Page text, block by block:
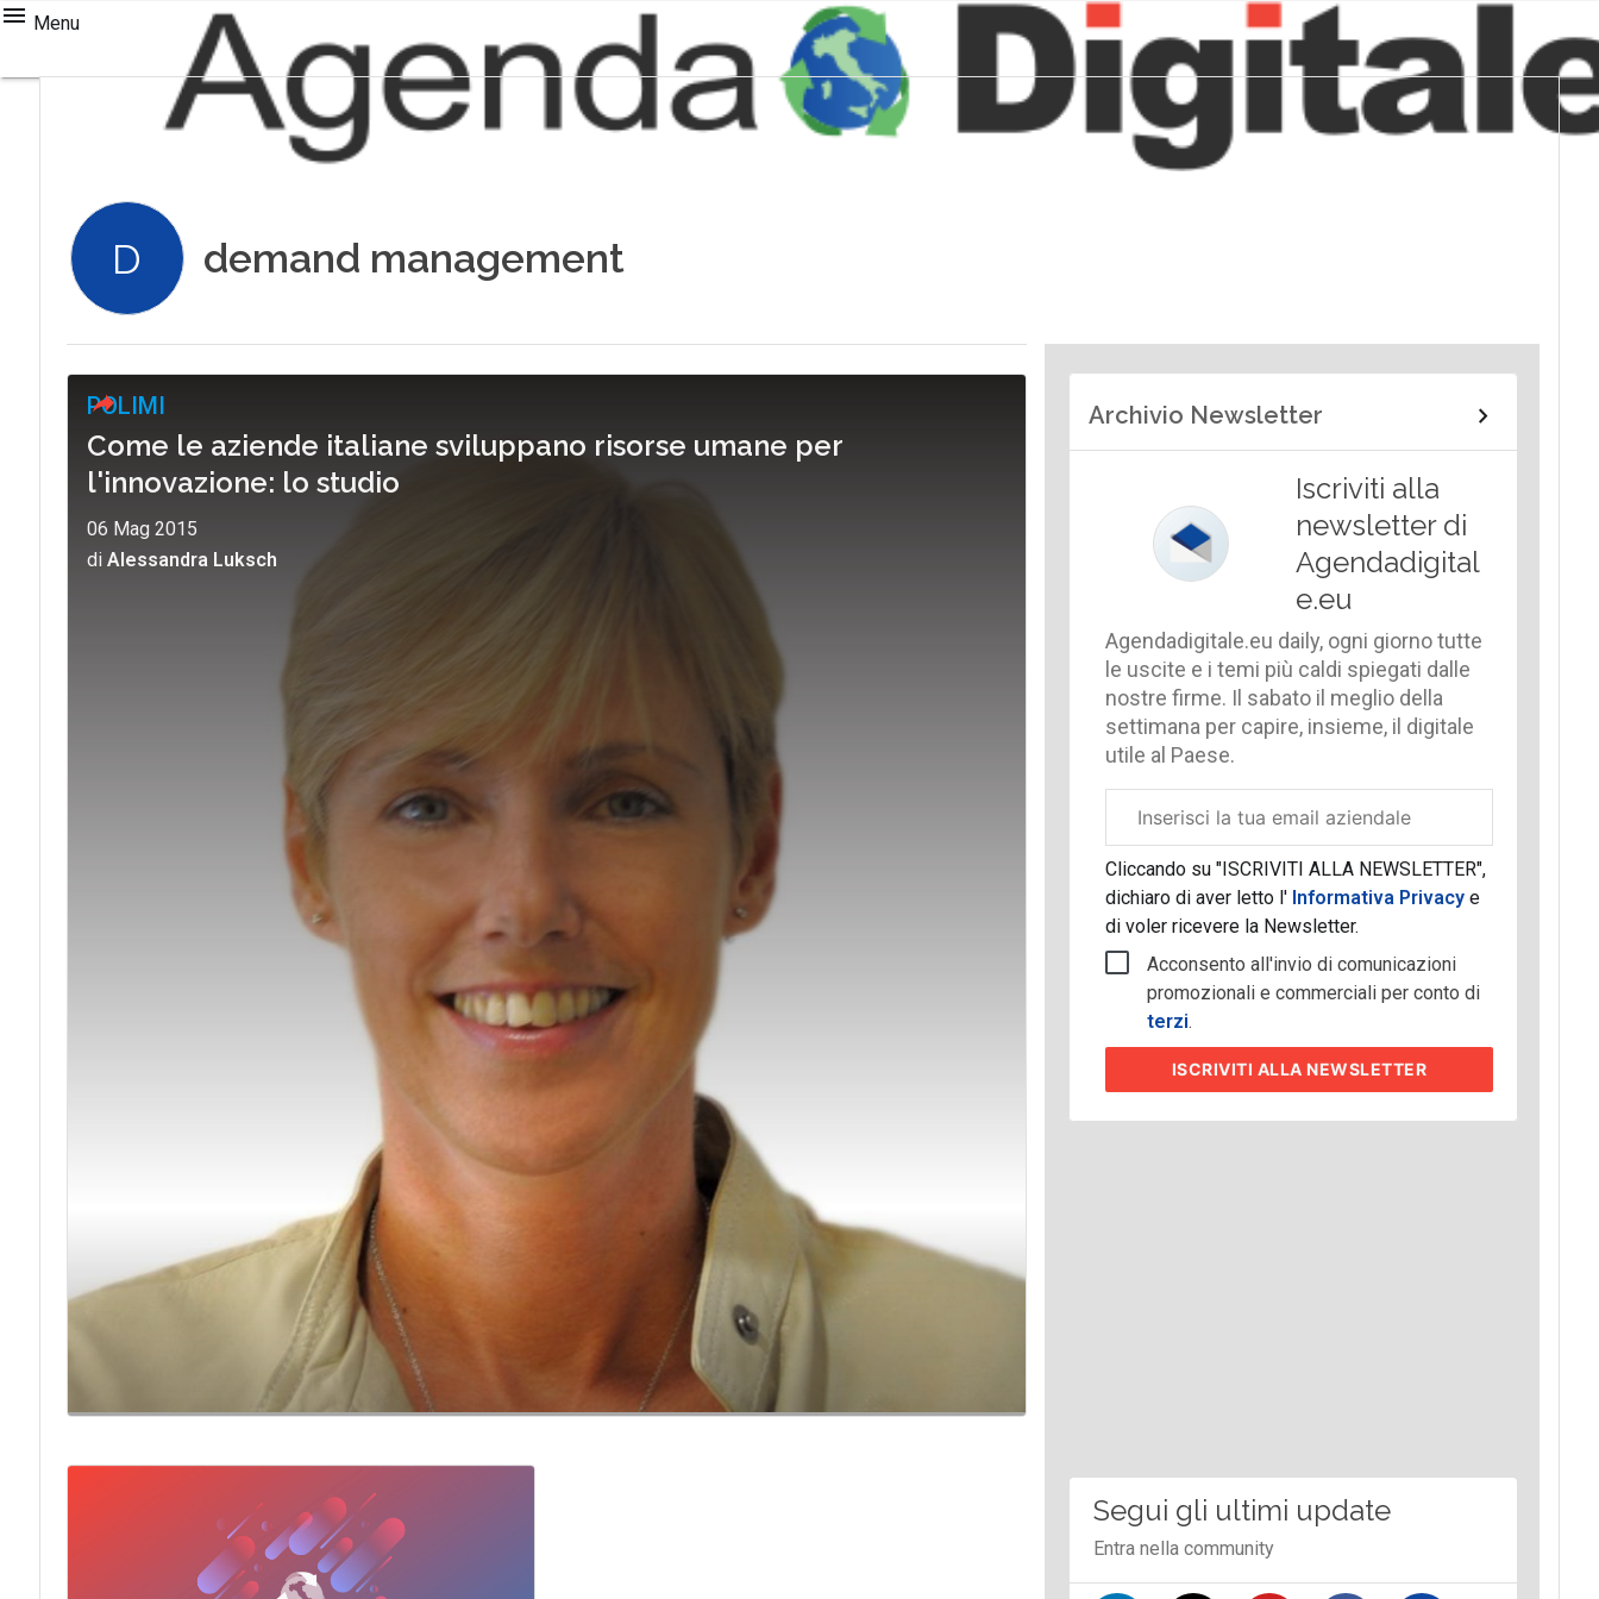
Menu
D demand management
POLIMI
Come le aziende italiane sviluppano risorse umane per
l'innovazione: lo studio
06 Mag 2015
di Alessandra Luksch
Archivio Newsletter
Iscriviti alla
newsletter di
Agendadigital
e.eu
Agendadigitale.eu daily, ogni giorno tutte
le uscite e i temi più caldi spiegati dalle
nostre firme. Il sabato il meglio della
settimana per capire, insieme, il digitale
utile al Paese.
aziendale
Cliccando su "ISCRIVITI ALLA NEWSLETTER",
dichiaro di aver letto l'Informativa Privacy e
di voler ricevere la Newsletter.
Acconsento all'invio di comunicazioni
promozionali e commerciali per conto di
terzi.
ISCRIVITI ALLA NEWSLETTER
Segui gli ultimi update
Entra nella community